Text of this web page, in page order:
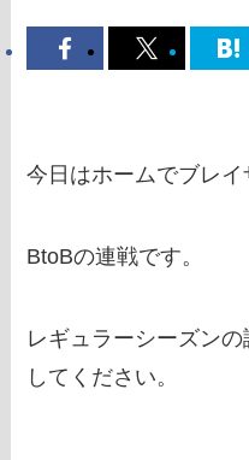
今日はホームでブレイ
BtoBの連戦です。
レギュラーシーズン
してください。